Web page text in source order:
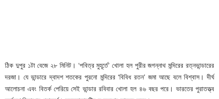
ঠিক দুপুর ১টা বেজে ২৮ মিনিট। ‘পবিত্র মুহূর্তে’ খোলা হল পুরীর জগন্নাথ মন্দিরের রত্নভান্ডারের
দরজা। যে ভান্ডারে দ্বাদশ শতকের পুরনো মন্দিরের ‘বিবিধ রতন’ জমা আছে বলে বিশ্বাস। দীর্ঘ
আলোচনা এবং বিতর্ক পেরিয়ে সেই ভান্ডার রবিবার খোলা হল ৪৬ বছর পরে। ভারতের পুরাতত্ত্ব